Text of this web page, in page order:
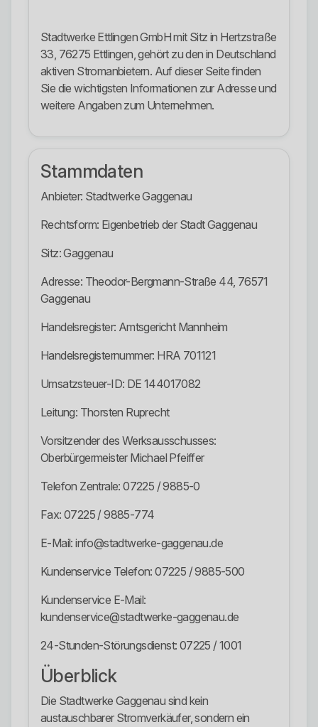
Stadtwerke Ettlingen GmbH mit Sitz in Hertzstraße
33, 76275 Ettlingen, gehört zu den in Deutschland
aktiven Stromanbietern. Auf dieser Seite finden
Sie die wichtigsten Informationen zur Adresse und
weitere Angaben zum Unternehmen.
Stammdaten
Anbieter: Stadtwerke Gaggenau
Rechtsform: Eigenbetrieb der Stadt Gaggenau
Sitz: Gaggenau
Adresse: Theodor-Bergmann-Straße 44, 76571
Gaggenau
Handelsregister: Amtsgericht Mannheim
Handelsregisternummer: HRA 701121
Umsatzsteuer-ID: DE 144017082
Leitung: Thorsten Ruprecht
Vorsitzender des Werksausschusses:
Oberbürgermeister Michael Pfeiffer
Telefon Zentrale: 07225 / 9885-0
Fax: 07225 / 9885-774
E-Mail: info@stadtwerke-gaggenau.de
Kundenservice Telefon: 07225 / 9885-500
Kundenservice E-Mail:
kundenservice@stadtwerke-gaggenau.de
24-Stunden-Störungsdienst: 07225 / 1001
Überblick
Die Stadtwerke Gaggenau sind kein
austauschbarer Stromverkäufer, sondern ein